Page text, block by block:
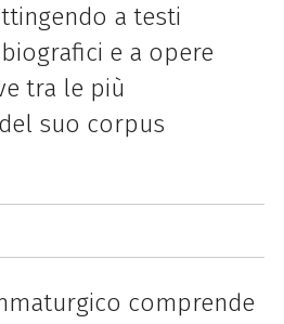
a testi
e a opere
tra le più
suo corpus
comprende